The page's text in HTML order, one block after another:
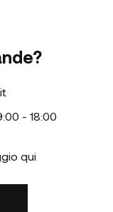
- 18:00
qui